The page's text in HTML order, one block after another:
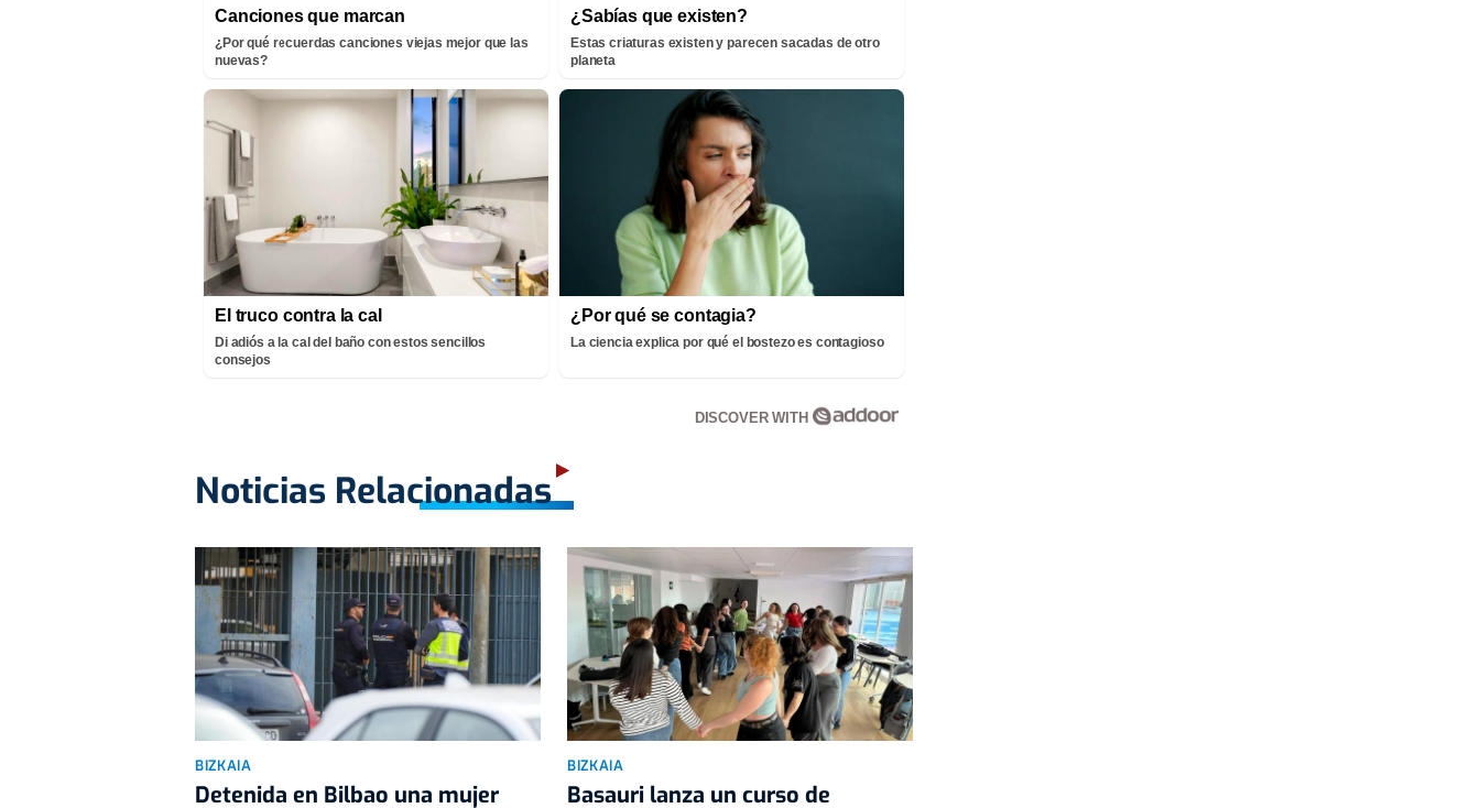
Canciones que marcan
¿Por qué recuerdas canciones viejas mejor que las
nuevas?
¿Sabías que existen?
Estas criaturas existen y parecen sacadas de otro
planeta
El truco contra la cal
Di adiós a la cal del baño con estos sencillos
consejos
¿Por qué se contagia?
La ciencia explica por qué el bostezo es contagioso
DISCOVER WITH
Noticias Relacionadas
BIZKAIA
Detenida en Bilbao una mujer
BIZKAIA
Basauri lanza un curso de